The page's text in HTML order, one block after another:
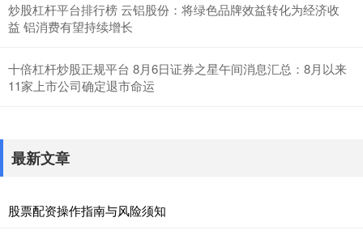
炒股杠杆平台排行榜 云铝股份：将绿色品牌效益转化为经济收
益 铝消费有望持续增长
十倍杠杆炒股正规平台 8月6日证券之星午间消息汇总：8月以来
11家上市公司确定退市命运
最新文章
股票配资操作指南与风险须知